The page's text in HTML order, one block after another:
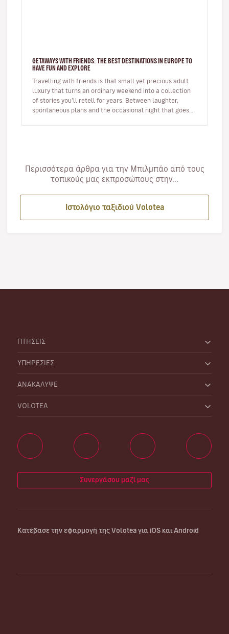
GETAWAYS WITH FRIENDS: THE BEST DESTINATIONS IN EUROPE TO
HAVE FUN AND EXPLORE
Travelling with friends is that small yet precious adult
luxury that turns an ordinary weekend into a collection
of stories you’ll retell for years. Between laughter,
spontaneous plans and the occasional night that goes
Περισσότερα άρθρα για την Μπιλμπάο από τους
τοπικούς μας εκπροσώπους στην...
Ιστολόγιο ταξιδιού Volotea
ΠΤΗΣΕΙΣ
ΥΠΗΡΕΣΙΕΣ
ΑΝΑΚΑΛΥΨΕ
VOLOTEA
Συνεργάσου μαζί μας
Κατέβασε την εφαρμογή της Volotea για iOS και Android